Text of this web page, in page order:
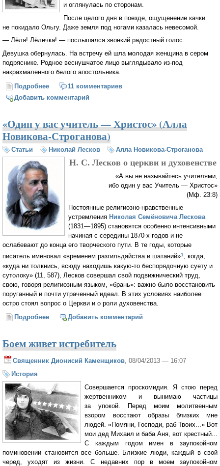
и оглянулась по сторонам.
После целого дня в поезде, ощущенение качки
не покидало Ольгу. Даже земля под ногами казалась невесомой.
— Лёля! Лёлечка! — послышался звонкий радостный голос.
Девушка обернулась. На встречу ей шла молодая женщина в сером
подряснике. Родное веснушчатое лицо выглядывало из-под
накрахмаленного белого апостольника.
Подробнее о Пасхальные люди
11 комментариев
Добавить комментарий
«Один у вас учитель — Христос» (Алла
Новикова-Строганова)
Статьи Николай Лесков Алла Новикова-Строганова
Н. С. Лесков о церкви и духовенстве
«А вы не называйтесь учителями,
ибо один у вас Учитель — Христос»
(Мф. 23:8)
Постоянные религиозно-нравственные
устремления Николая Семёновича Лескова
(1831—1895) становятся особенно интенсивными
начиная с середины 1870-х годов и не
ослабевают до конца его творческого пути. В те годы, которые
писатель именовал «временем разгильдяйства и шатаний»1 , когда,
«куда ни толкнись, всюду находишь какую-то беспорядочную суету и
сутолоку» (11, 587), Лесков совершал свой подвижнический труд,
свою, говоря религиозным языком, «брань»: важно было восстановить
поруганный и почти утраченный идеал. В этих условиях наиболее
остро стоял вопрос о Церкви и о роли духовенства.
Подробнее о «Один у вас учитель — Христос» (Алла Новикова-
Добавить комментарий
Боем живет истребитель
Священник Дионисий Каменщиков, 08/04/2013 — 16:07
История
Совершается проскомидия. Я стою перед
жертвенником и вынимаю частицы
за упокой. Перед моим молитвенным
взором восстают образы близких мне
людей. «Помяни, Господи, раб Твоих...» Вот
мои дед Михаил и баба Аня, вот крестный...
С каждым годом имен в заупокойном
поминовении становится все больше. Близкие люди, каждый в свой
черед, уходят из жизни. С недавних пор в моем заупокойном